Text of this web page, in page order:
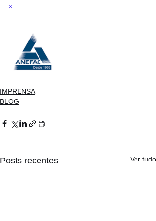
x
IMPRENSA
BLOG
Posts recentes Ver tudo